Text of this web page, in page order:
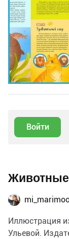
Войти
Иллюстрация
Ульевой.